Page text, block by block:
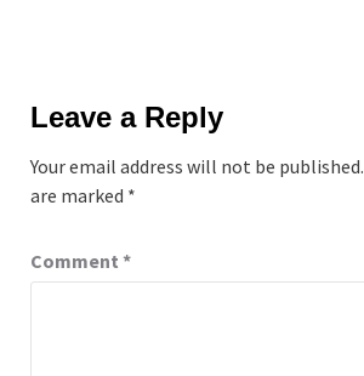
Leave a Reply
Your email address will not be published.
are marked *
Comment *